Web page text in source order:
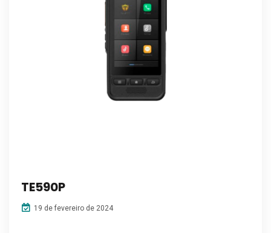
TE590P
19 de fevereiro de 2024